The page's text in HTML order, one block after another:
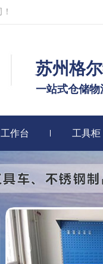
苏州格
一站式仓储
工作台 工具柜